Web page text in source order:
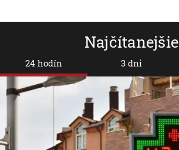
Najčítanejšie
24 hodín 3 dni